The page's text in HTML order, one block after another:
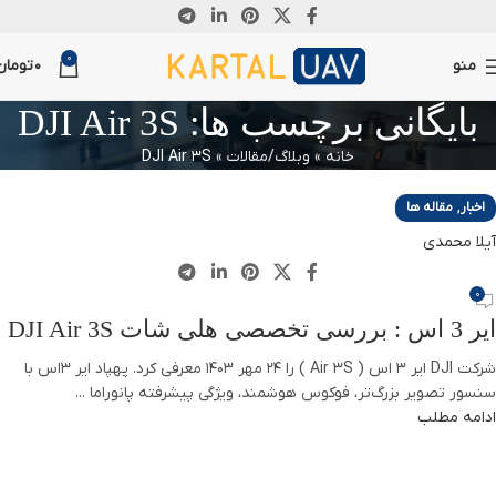
منو 0
0
بایگانی برچسب ها: DJI Air 3S
خانه» وبلاگ/مقالات »
DJI Air 3S
اکتبر
اخبار, مقاله ها
آیلا محمدی
0
ایر 3 اس : بررسی تخصصی هلی شات DJI Air 3S
شرکت DJI ایر 3 اس ( Air 3S ) را 24 مهر 1403 معرفی کرد. پهپاد ایر 3اس با
سنسور تصویر بزرگ‌تر، فوکوس هوشمند، ویژگی پیشرفته پانوراما ...
ادامه مطلب
اکتبر